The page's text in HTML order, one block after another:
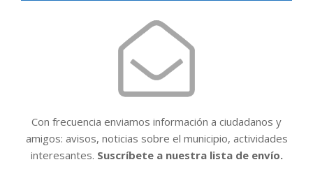
Con frecuencia enviamos información a ciudadanos y
amigos: avisos, noticias sobre el municipio, actividades
interesantes. Suscríbete a nuestra lista de envío.